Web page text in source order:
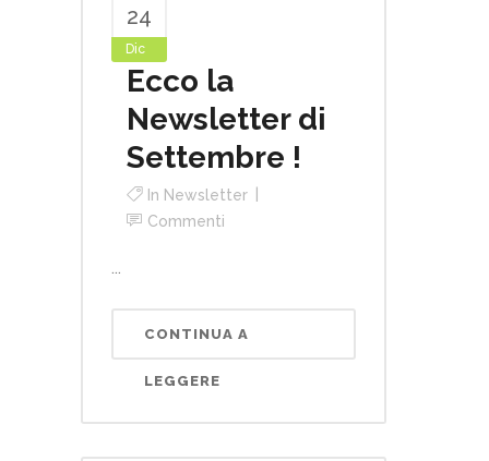
24
Dic
Ecco la
Newsletter di
Settembre !
In Newsletter
Commenti
CONTINUA A
LEGGERE